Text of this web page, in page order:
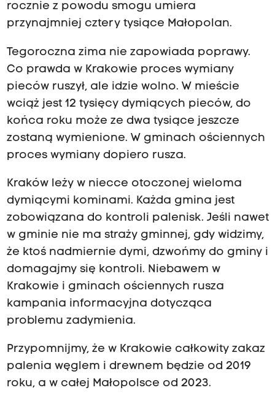
rocznie z powodu smogu umiera
przynajmniej cztery tysiące Małopolan.
Tegoroczna zima nie zapowiada poprawy.
Co prawda w Krakowie proces wymiany
pieców ruszył, ale idzie wolno. W mieście
wciąż jest 12 tysięcy dymiących pieców, do
końca roku może ze dwa tysiące jeszcze
zostaną wymienione. W gminach ościennych
proces wymiany dopiero rusza.
Kraków leży w niecce otoczonej wieloma
dymiącymi kominami. Każda gmina jest
zobowiązana do kontroli palenisk. Jeśli nawet
w gminie nie ma straży gminnej, gdy widzimy,
że ktoś nadmiernie dymi, dzwońmy do gminy i
domagajmy się kontroli. Niebawem w
Krakowie i gminach ościennych rusza
kampania informacyjna dotycząca
problemu zadymienia.
Przypomnijmy, że w Krakowie całkowity zakaz
palenia węglem i drewnem będzie od 2019
roku, a w całej Małopolsce od 2023.